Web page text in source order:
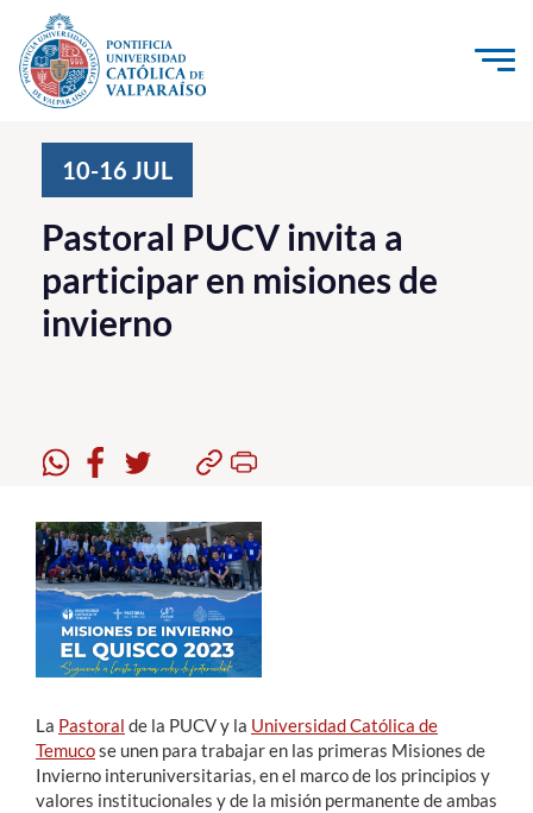
Click acá para ir directamente al contenido
Investigación, Creación e Innovación
PUCV Internacional
Vinculación con el Medio
Postgrado
Formación Continua
Estudiantes
Académicos
Alumni
10-16 JUL
Pastoral PUCV invita a
participar en misiones de
invierno
La Pastoral de la PUCV y la Universidad Católica de
Temucose unen para trabajar en las primeras Misiones de
Invierno interuniversitarias, en el marco de los principios y
valores institucionales y de la misión permanente de ambas